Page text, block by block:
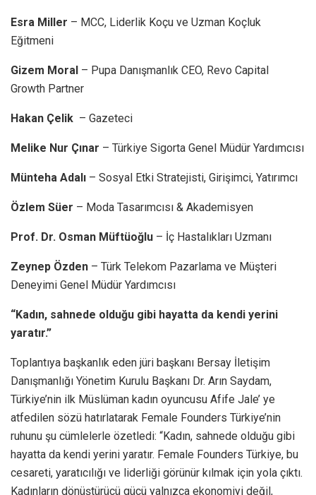
Esra Miller – MCC, Liderlik Koçu ve Uzman Koçluk
Eğitmeni
Gizem Moral – Pupa Danışmanlık CEO, Revo Capital
Growth Partner
Hakan Çelik – Gazeteci
Melike Nur Çınar – Türkiye Sigorta Genel Müdür Yardımcısı
Münteha Adalı – Sosyal Etki Stratejisti, Girişimci, Yatırımcı
Özlem Süer – Moda Tasarımcısı & Akademisyen
Prof. Dr. Osman Müftüoğlu – İç Hastalıkları Uzmanı
Zeynep Özden – Türk Telekom Pazarlama ve Müşteri
Deneyimi Genel Müdür Yardımcısı
“Kadın, sahnede olduğu gibi hayatta da kendi yerini
yaratır.”
Toplantıya başkanlık eden jüri başkanı Bersay İletişim
Danışmanlığı Yönetim Kurulu Başkanı Dr. Arın Saydam,
Türkiye’nin ilk Müslüman kadın oyuncusu Afife Jale’ ye
atfedilen sözü hatırlatarak Female Founders Türkiye’nin
ruhunu şu cümlelerle özetledi: “Kadın, sahnede olduğu gibi
hayatta da kendi yerini yaratır. Female Founders Türkiye, bu
cesareti, yaratıcılığı ve liderliği görünür kılmak için yola çıktı.
Kadınların dönüştürücü gücü yalnızca ekonomiyi değil,